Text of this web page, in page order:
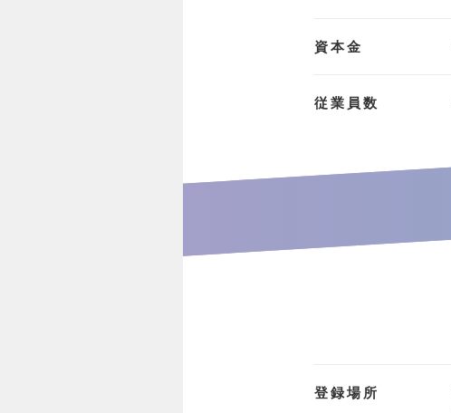
資本金
従業員数
登録場所